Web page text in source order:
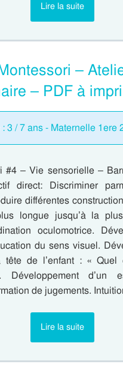
Lire la suite
–
– PDF à
3 / 7 ans - Maternelle 1ere
#4 – Vie sensorielle –
direct: Discriminer
différentes
longue jusqu’à la
oculomotrice.
du sens visuel.
tête de l’enfant : «
d’un
de jugements.
Lire la suite